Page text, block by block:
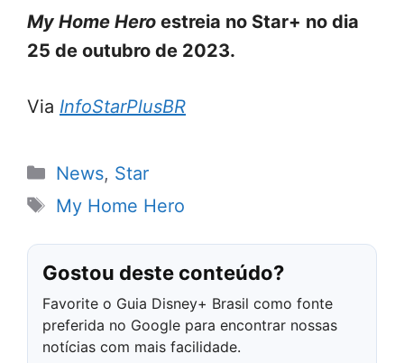
My Home Hero estreia no Star+ no dia
25 de outubro de 2023.
Via InfoStarPlusBR
Categorias
News, Star
Tags
My Home Hero
Gostou deste conteúdo?
Favorite o Guia Disney+ Brasil como fonte
preferida no Google para encontrar nossas
notícias com mais facilidade.